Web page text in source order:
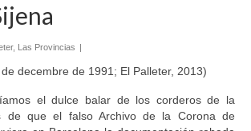
, Las Provincias |
decembre de 1991; El Palleter, 2013)
el dulce balar de los corderos de la
de que el falso Archivo de la Corona de